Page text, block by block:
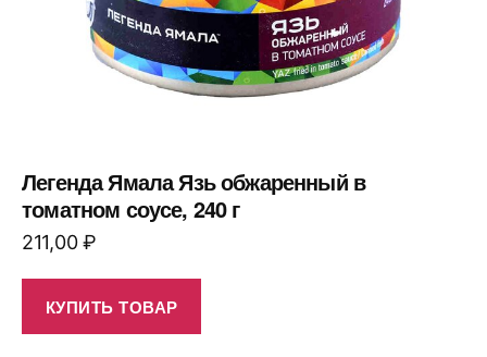
Легенда Ямала Язь обжаренный в
томатном соусе, 240 г
211,00₽
КУПИТЬ ТОВАР